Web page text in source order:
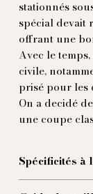
stationnés
spécial devait
offrant une
Avec le
civile,
prisé pour les
On a decidé
une coupe
Spécificités